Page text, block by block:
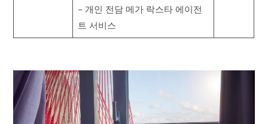
– 개인 전담 메가 락스타 에이전
트 서비스